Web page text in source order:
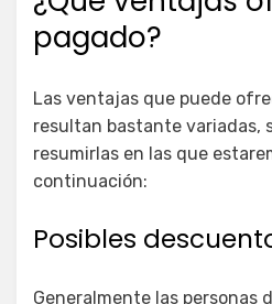
pagado?
Las ventajas que puede
resultan bastante variadas,
resumirlas en las que
continuación:
Posibles
Generalmente las personas